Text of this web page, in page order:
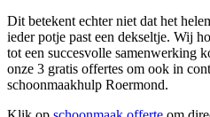
Dit betekent echter niet dat het
ieder potje past een dekseltje. Wij
tot een succesvolle samenwerking
onze 3 gratis offertes om ook in
schoonmaakhulp Roermond.